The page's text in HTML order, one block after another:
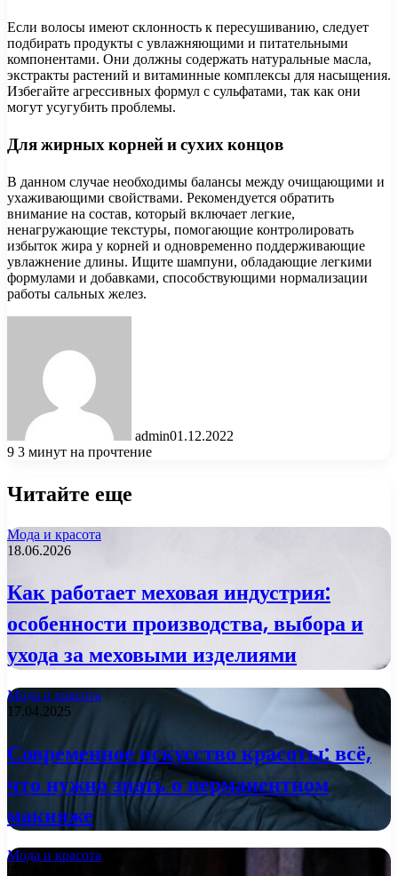
Если волосы имеют склонность к пересушиванию, следует
подбирать продукты с увлажняющими и питательными
компонентами. Они должны содержать натуральные масла,
экстракты растений и витаминные комплексы для насыщения.
Избегайте агрессивных формул с сульфатами, так как они
могут усугубить проблемы.
Для жирных корней и сухих концов
В данном случае необходимы балансы между очищающими и
ухаживающими свойствами. Рекомендуется обратить
внимание на состав, который включает легкие,
ненагружающие текстуры, помогающие контролировать
избыток жира у корней и одновременно поддерживающие
увлажнение длины. Ищите шампуни, обладающие легкими
формулами и добавками, способствующими нормализации
работы сальных желез.
admin01.12.2022
9 3 минут на прочтение
Читайте еще
Мода и красота
18.06.2026
Как работает меховая индустрия:
особенности производства, выбора и
ухода за меховыми изделиями
Мода и красота
17.04.2025
Современное искусство красоты: всё,
что нужно знать о перманентном
макияже
Мода и красота